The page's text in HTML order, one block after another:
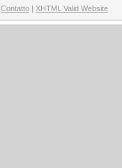
Contatto | XHTML Valid Website